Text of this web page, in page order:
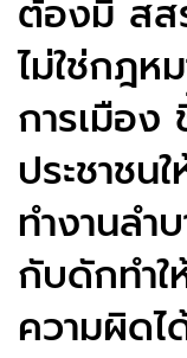
ต้องมี สส
ไม่ใช่กฎห
การเมือ
ประชาชน
ทำงานลำ
กับดักทำ
ความผิดไ